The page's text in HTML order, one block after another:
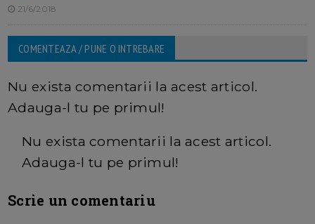
21/6/2018
COMENTEAZA / PUNE O INTREBARE
Nu exista comentarii la acest articol.
Adauga-l tu pe primul!
Nu exista comentarii la acest articol.
Adauga-l tu pe primul!
Scrie un comentariu